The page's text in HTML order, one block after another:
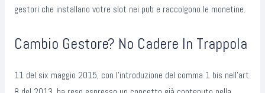
gestori che installano votre slot nei pub e raccolgono le monetine.
Cambio Gestore? No Cadere In Trappola
11 del six maggio 2015, con l’introduzione del comma 1 bis nell’art.